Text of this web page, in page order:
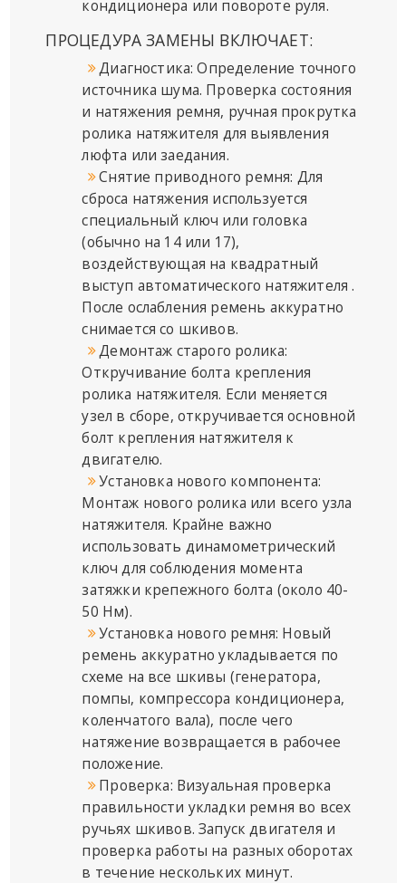
кондиционера или повороте руля.
ПРОЦЕДУРА ЗАМЕНЫ ВКЛЮЧАЕТ:
Диагностика: Определение точного
источника шума. Проверка состояния
и натяжения ремня, ручная прокрутка
ролика натяжителя для выявления
люфта или заедания.
Снятие приводного ремня: Для
сброса натяжения используется
специальный ключ или головка
(обычно на 14 или 17),
воздействующая на квадратный
выступ автоматического натяжителя .
После ослабления ремень аккуратно
снимается со шкивов.
Демонтаж старого ролика:
Откручивание болта крепления
ролика натяжителя. Если меняется
узел в сборе, откручивается основной
болт крепления натяжителя к
двигателю.
Установка нового компонента:
Монтаж нового ролика или всего узла
натяжителя. Крайне важно
использовать динамометрический
ключ для соблюдения момента
затяжки крепежного болта (около 40-
50 Нм).
Установка нового ремня: Новый
ремень аккуратно укладывается по
схеме на все шкивы (генератора,
помпы, компрессора кондиционера,
коленчатого вала), после чего
натяжение возвращается в рабочее
положение.
Проверка: Визуальная проверка
правильности укладки ремня во всех
ручьях шкивов. Запуск двигателя и
проверка работы на разных оборотах
в течение нескольких минут.